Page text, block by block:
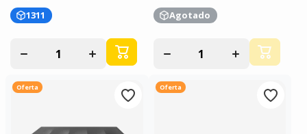
1311
cantidad
Aumentar
cantidad
para
Agotado
cantidad
Aumentar
cantidad
para
Oferta Oferta